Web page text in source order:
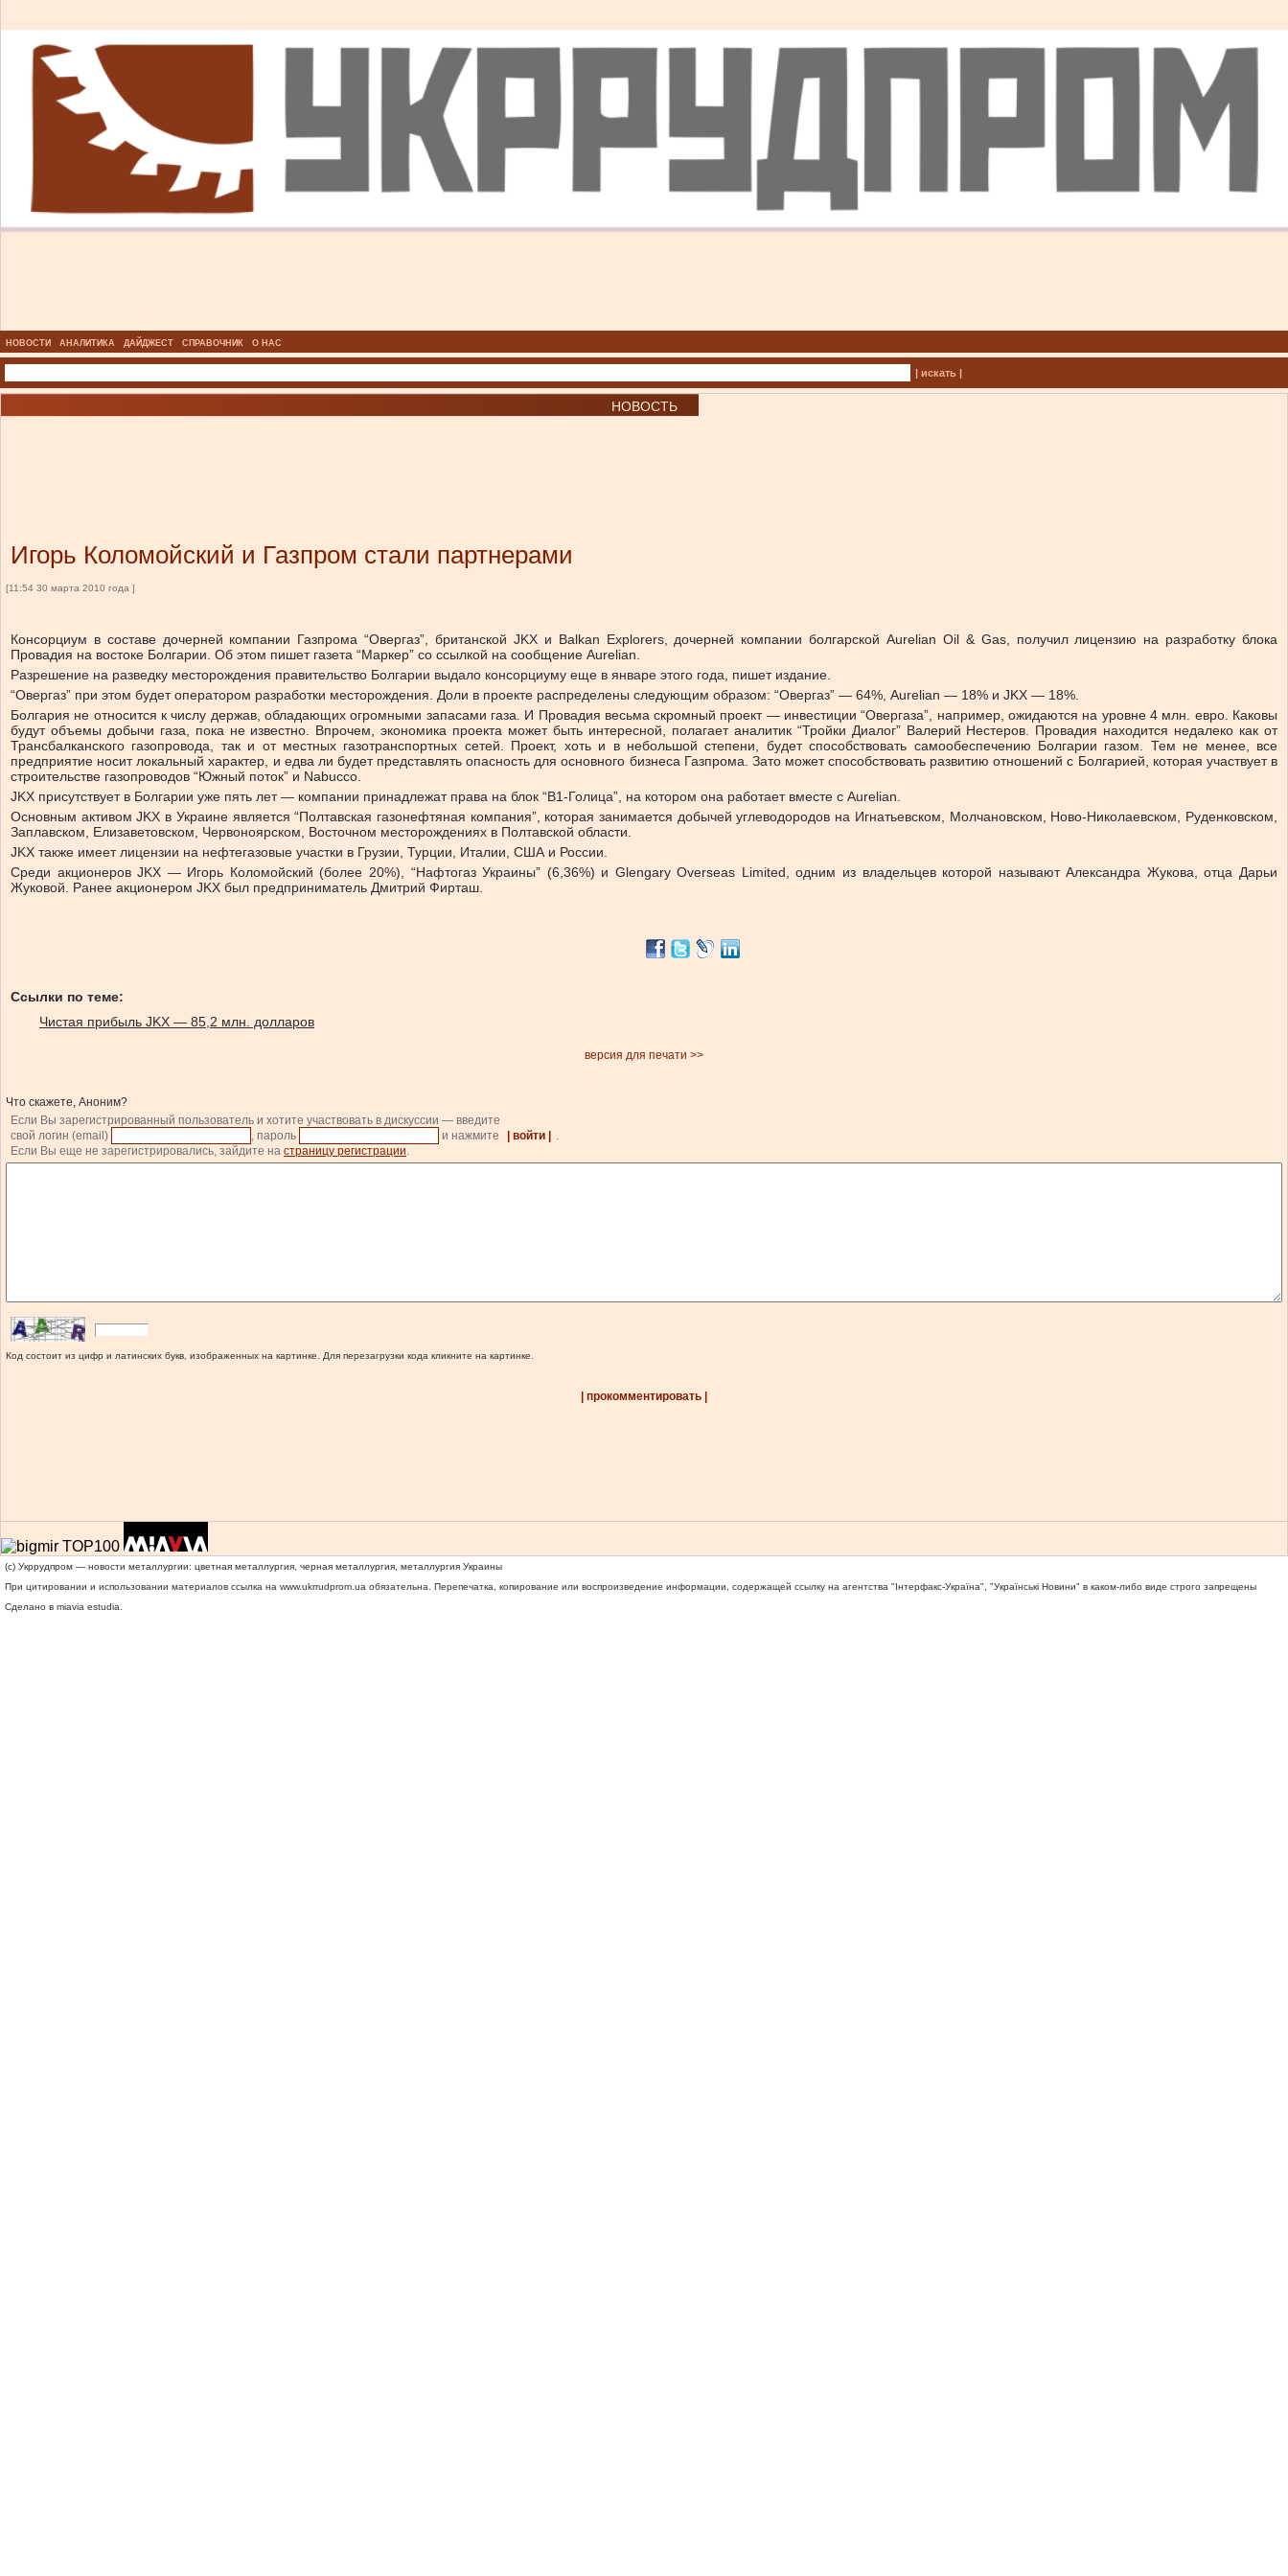
НОВОСТИ АНАЛИТИКА ДАЙДЖЕСТ СПРАВОЧНИК О НАС
| искать |
НОВОСТЬ
Игорь Коломойский и Газпром стали партнерами
[11:54 30 марта 2010 года ]
Консорциум в составе дочерней компании Газпрома “Овергаз”, британской JKX и Balkan Explorers, дочерней компании болгарской Aurelian Oil & Gas, получил лицензию на разработку блока
Провадия на востоке Болгарии. Об этом пишет газета “Маркер” со ссылкой на сообщение Aurelian.
Разрешение на разведку месторождения правительство Болгарии выдало консорциуму еще в январе этого года, пишет издание.
“Овергаз” при этом будет оператором разработки месторождения. Доли в проекте распределены следующим образом: “Овергаз” — 64%, Aurelian — 18% и JKX — 18%.
Болгария не относится к числу держав, обладающих огромными запасами газа. И Провадия весьма скромный проект — инвестиции “Овергаза”, например, ожидаются на уровне 4 млн. евро. Каковы
будут объемы добычи газа, пока не известно. Впрочем, экономика проекта может быть интересной, полагает аналитик “Тройки Диалог” Валерий Нестеров. Провадия находится недалеко как от
Трансбалканского газопровода, так и от местных газотранспортных сетей. Проект, хоть и в небольшой степени, будет способствовать самообеспечению Болгарии газом. Тем не менее, все
предприятие носит локальный характер, и едва ли будет представлять опасность для основного бизнеса Газпрома. Зато может способствовать развитию отношений с Болгарией, которая участвует в
строительстве газопроводов “Южный поток” и Nabucco.
JKX присутствует в Болгарии уже пять лет — компании принадлежат права на блок “В1-Голица”, на котором она работает вместе с Aurelian.
Основным активом JKX в Украине является “Полтавская газонефтяная компания”, которая занимается добычей углеводородов на Игнатьевском, Молчановском, Ново-Николаевском, Руденковском,
Заплавском, Елизаветовском, Червоноярском, Восточном месторождениях в Полтавской области.
JKX также имеет лицензии на нефтегазовые участки в Грузии, Турции, Италии, США и России.
Среди акционеров JKX — Игорь Коломойский (более 20%), “Нафтогаз Украины” (6,36%) и Glengary Overseas Limited, одним из владельцев которой называют Александра Жукова, отца Дарьи
Жуковой. Ранее акционером JKX был предприниматель Дмитрий Фирташ.
Ссылки по теме:
Чистая прибыль JKX — 85,2 млн. долларов
версия для печати >>
Что скажете, Аноним?
Если Вы зарегистрированный пользователь и хотите участвовать в дискуссии — введите
свой логин (email)
, пароль и нажмите | войти |
.
Если Вы еще не зарегистрировались, зайдите на страницу регистрации.
Код состоит из цифр и латинских букв, изображенных на картинке. Для перезагрузки кода кликните на картинке.
| прокомментировать |
(c) Укррудпром — новости металлургии: цветная металлургия, черная металлургия, металлургия Украины
При цитировании и использовании материалов ссылка на www.ukrrudprom.ua обязательна. Перепечатка, копирование или воспроизведение информации, содержащей ссылку на агентства "Iнтерфакс-Україна", "Українськi Новини" в каком-либо виде строго запрещены
Сделано в miavia estudia.